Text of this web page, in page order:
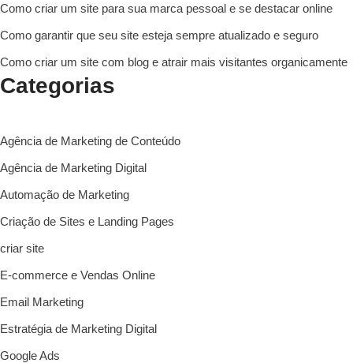
Como criar um site para sua marca pessoal e se destacar online
Como garantir que seu site esteja sempre atualizado e seguro
Como criar um site com blog e atrair mais visitantes organicamente
Categorias
Agência de Marketing de Conteúdo
Agência de Marketing Digital
Automação de Marketing
Criação de Sites e Landing Pages
criar site
E-commerce e Vendas Online
Email Marketing
Estratégia de Marketing Digital
Google Ads